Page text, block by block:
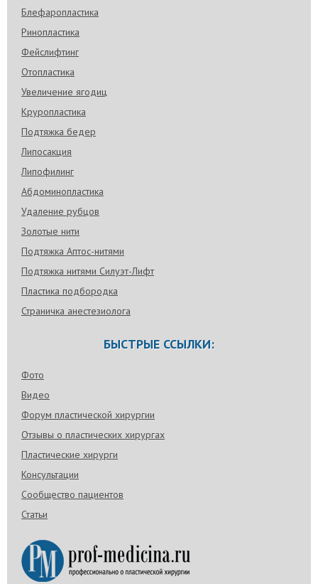
Блефаропластика
Ринопластика
Фейслифтинг
Отопластика
Увеличение ягодиц
Круропластика
Подтяжка бедер
Липосакция
Липофилинг
Абдоминопластика
Удаление рубцов
Золотые нити
Подтяжка Аптос-нитями
Подтяжка нитями Силуэт-Лифт
Пластика подбородка
Страничка анестезиолога
БЫСТРЫЕ ССЫЛКИ:
Фото
Видео
Форум пластической хирургии
Отзывы о пластических хирургах
Пластические хирурги
Консультации
Сообщество пациентов
Статьи